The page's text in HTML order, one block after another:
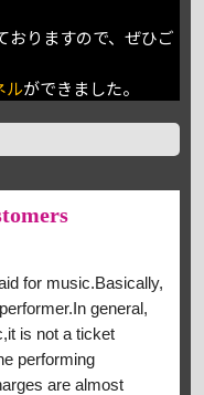
おりますので、ぜひご
ルができました。
for music.Basically,
general,
is not a ticket
performing
are almost